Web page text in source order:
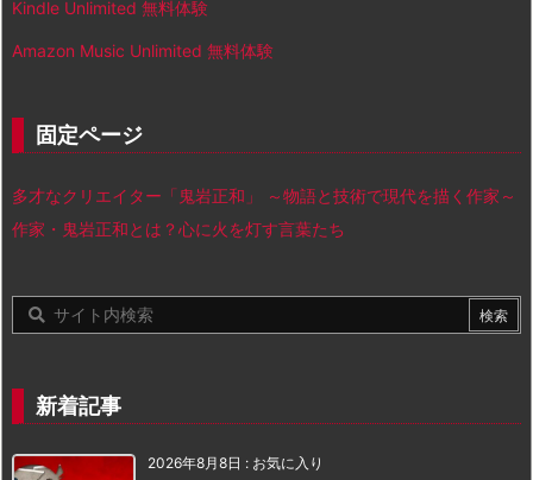
Kindle Unlimited 無料体験
Amazon Music Unlimited 無料体験
固定ページ
多才なクリエイター「鬼岩正和」 ～物語と技術で現代を描く作家～
作家・鬼岩正和とは？心に火を灯す言葉たち
新着記事
2026年8月8日 : お気に入り